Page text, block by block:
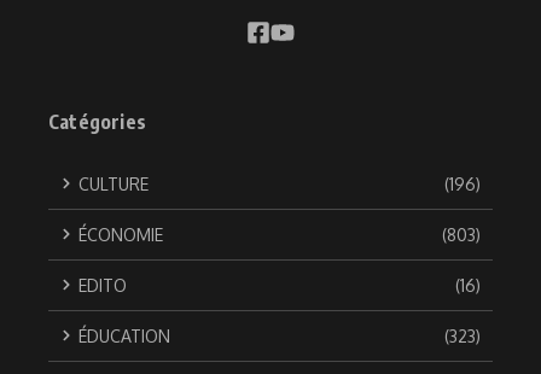
Catégories
CULTURE (196)
ÉCONOMIE (803)
EDITO (16)
ÉDUCATION (323)